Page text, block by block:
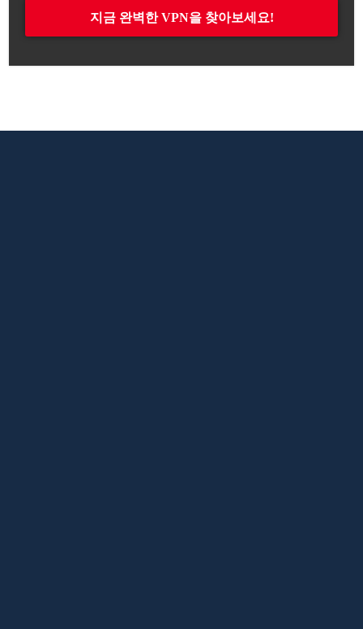
지금 완벽한 VPN을 찾아보세요!